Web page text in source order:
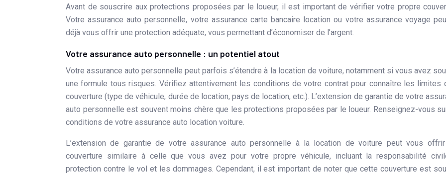
Avant de souscrire aux protections proposées par le loueur, il est important de vérifier votre propre
Votre assurance auto personnelle, votre assurance carte bancaire location ou votre assurance voyage
déjà vous offrir une protection adéquate, vous permettant d’économiser de l’argent.
Votre assurance auto personnelle : un potentiel atout
Votre assurance auto personnelle peut parfois s’étendre à la location de voiture, notamment si vous avez
une formule tous risques. Vérifiez attentivement les conditions de votre contrat pour connaître les limites
couverture (type de véhicule, durée de location, pays de location, etc.). L’extension de garantie de votre
auto personnelle est souvent moins chère que les protections proposées par le loueur. Renseignez-vous
conditions de votre assurance auto location voiture.
L’extension de garantie de votre assurance auto personnelle à la location de voiture peut vous
couverture similaire à celle que vous avez pour votre propre véhicule, incluant la responsabilité
protection contre le vol et les dommages. Cependant, il est important de noter que cette couverture est